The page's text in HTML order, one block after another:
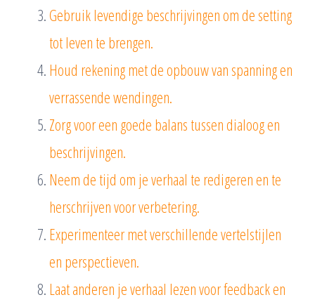
Gebruik levendige beschrijvingen om de setting
tot leven te brengen.
Houd rekening met de opbouw van spanning en
verrassende wendingen.
Zorg voor een goede balans tussen dialoog en
beschrijvingen.
Neem de tijd om je verhaal te redigeren en te
herschrijven voor verbetering.
Experimenteer met verschillende vertelstijlen
en perspectieven.
Laat anderen je verhaal lezen voor feedback en